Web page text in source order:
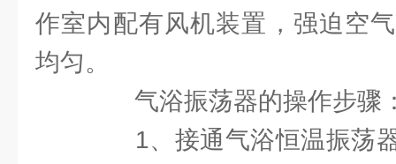
作室内配有风机装置，强迫空
均匀。
气浴振荡器的操作步骤
1、接通气浴恒温振荡器